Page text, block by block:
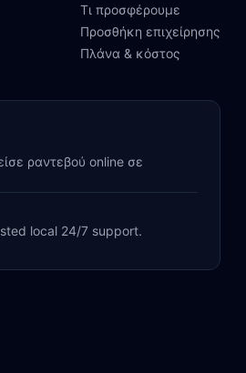
Τι προσφέρουμε
Προσθήκη επιχείρησης
Πλάνα & κόστος
ραντεβού online σε
local 24/7 support.